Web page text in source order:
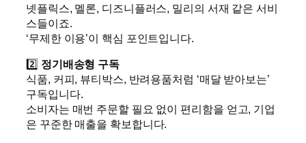
넷플릭스, 멜론, 디즈니플러스, 밀리의 서재 같은 서비
스들이죠.
‘무제한 이용’이 핵심 포인트입니다.
2️⃣ 정기배송형 구독
식품, 커피, 뷰티박스, 반려용품처럼 ‘매달 받아보는’
구독입니다.
소비자는 매번 주문할 필요 없이 편리함을 얻고, 기업
은 꾸준한 매출을 확보합니다.